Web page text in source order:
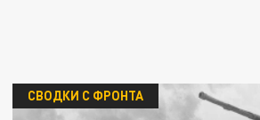
СВОДКИ С ФРОНТА